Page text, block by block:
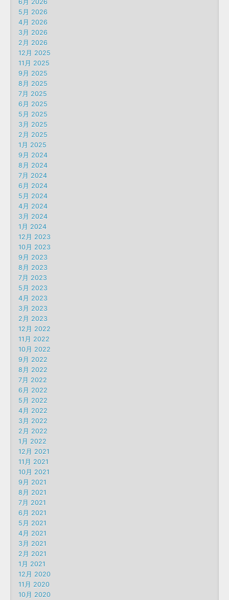
6月 2026
5月 2026
4月 2026
3月 2026
2月 2026
12月 2025
11月 2025
9月 2025
8月 2025
7月 2025
6月 2025
5月 2025
3月 2025
2月 2025
1月 2025
9月 2024
8月 2024
7月 2024
6月 2024
5月 2024
4月 2024
3月 2024
1月 2024
12月 2023
10月 2023
9月 2023
8月 2023
7月 2023
5月 2023
4月 2023
3月 2023
2月 2023
12月 2022
11月 2022
10月 2022
9月 2022
8月 2022
7月 2022
6月 2022
5月 2022
4月 2022
3月 2022
2月 2022
1月 2022
12月 2021
11月 2021
10月 2021
9月 2021
8月 2021
7月 2021
6月 2021
5月 2021
4月 2021
3月 2021
2月 2021
1月 2021
12月 2020
11月 2020
10月 2020